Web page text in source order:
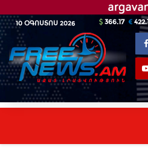
10 ՕԳՈՍՏՈՍ 2026 366.17